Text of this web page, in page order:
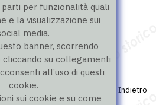
per funzionalità quali
e la visualizzazione sui
media.
banner, scorrendo
cliccando su collegamenti
all’uso di questi
cookie.
sui cookie e su come
»Consiglieri Indietro